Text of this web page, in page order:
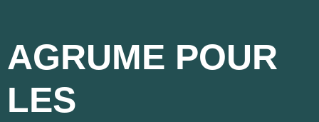
AGRUME POUR
LES